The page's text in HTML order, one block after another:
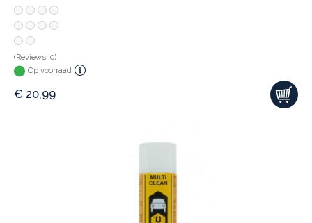
(Reviews: 0)
Op voorraad
€ 20,99